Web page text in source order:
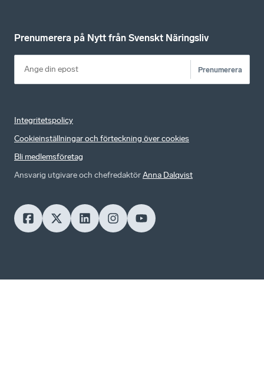
Prenumerera på Nytt från Svenskt Näringsliv
Prenumerera
Integritetspolicy
Cookieinställningar och förteckning över cookies
Bli medlemsföretag
Ansvarig utgivare och chefredaktörAnna Dalqvist